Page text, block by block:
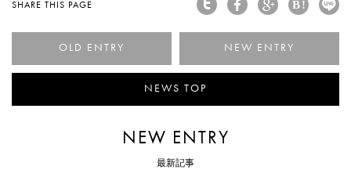
SHARE THIS PAGE
< 夏の準備は今のうちに。
NEWS TOP
NEW ENTRY
最新記事